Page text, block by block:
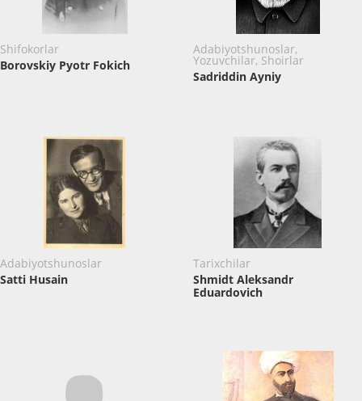
Shifokorlar
Borovskiy Pyotr Fokich
Adabiyotshunoslar,
Yozuvchilar, Shoirlar
Sadriddin Ayniy
Adabiyotshunoslar
Satti Husain
Tarixchilar
Shmidt Aleksandr
Eduardovich